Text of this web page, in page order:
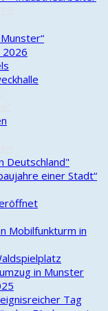
2026
Deutschland"
einer Stadt“
Mobilfunkturm in
in Munster
Tag